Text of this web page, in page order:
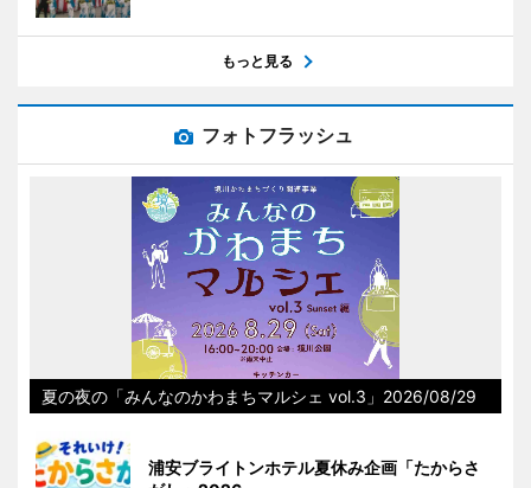
もっと見る
フォトフラッシュ
夏の夜の「みんなのかわまちマルシェ vol.3」2026/08/29
浦安ブライトンホテル夏休み企画「たからさ